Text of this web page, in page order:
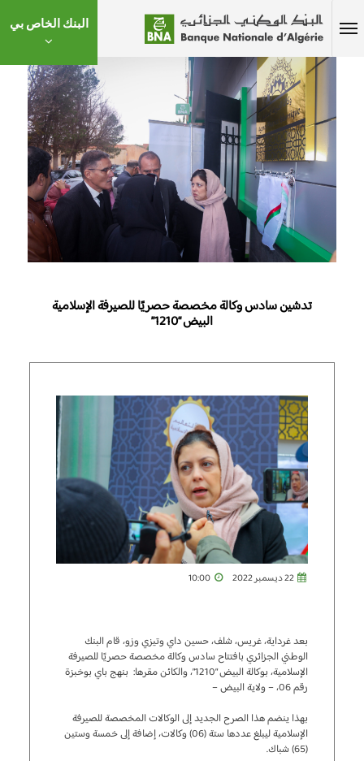
البنك الخاص بي
تدشين سادس وكالة مخصصة حصريًا للصيرفة الإسلامية
البيض “1210”
بعد غرداية، غريس، شلف، حسين داي وتيزي وزو، قام البنك
الوطني الجزائري بافتتاح سادس وكالة مخصصة حصريًا للصيرفة
الإسلامية، بوكالة البيض “1210”، والكائن مقرها: بنهج باي بوخبزة
رقم 06، – ولاية البيض –
بهذا ينضم هذا الصرح الجديد إلى الوكالات المخصصة للصيرفة
الإسلامية ليبلغ عددها ستة (06) وكالات، إضافة إلى خمسة وستين
(65) شباك.